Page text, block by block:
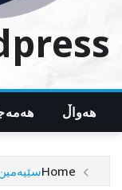
هەواڵ
Home